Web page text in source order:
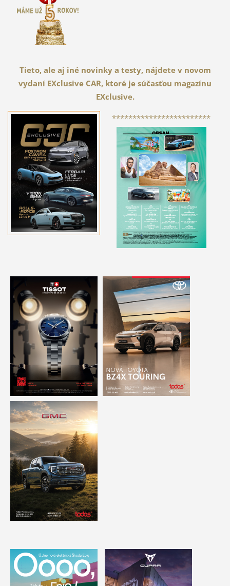
Tieto, ale aj iné novinky a testy, nájdete v novom
vydaní EXclusive CAR, ktoré je súčasťou magazínu
EXclusive.
************************